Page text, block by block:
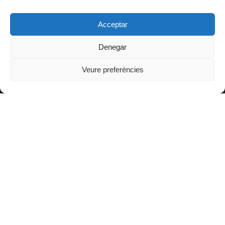
Acceptar
Denegar
Veure preferències
Artro 360º